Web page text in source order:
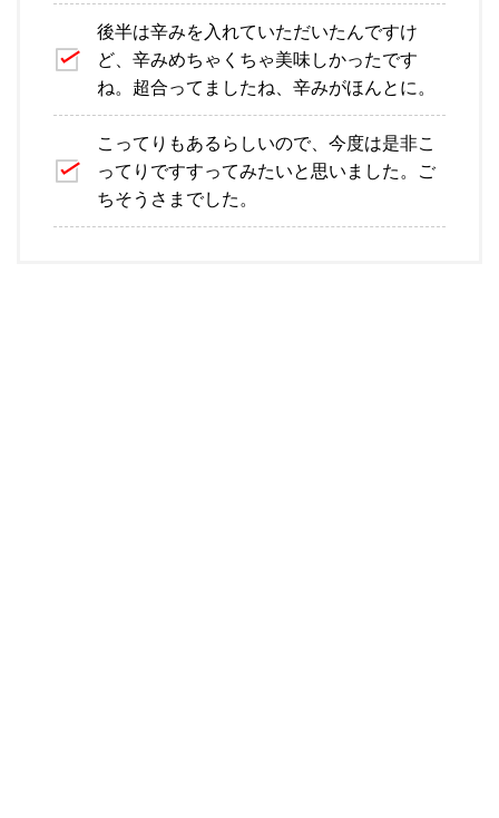
後半は辛みを入れていただいたんですけ
ど、辛みめちゃくちゃ美味しかったです
ね。超合ってましたね、辛みがほんとに。
こってりもあるらしいので、今度は是非こ
ってりですすってみたいと思いました。ご
ちそうさまでした。